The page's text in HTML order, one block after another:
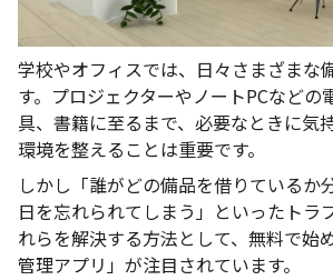
学校やオフィスでは、日々さまざまな
す。プロジェクターやノートPCなどの
具、書籍に至るまで、必要なときに気
環境を整えることは重要です。
しかし「誰がどの備品を借りているか
日を忘れられてしまう」といったトラ
れらを解決する方法として、無料で始
管理アプリ」が注目されています。